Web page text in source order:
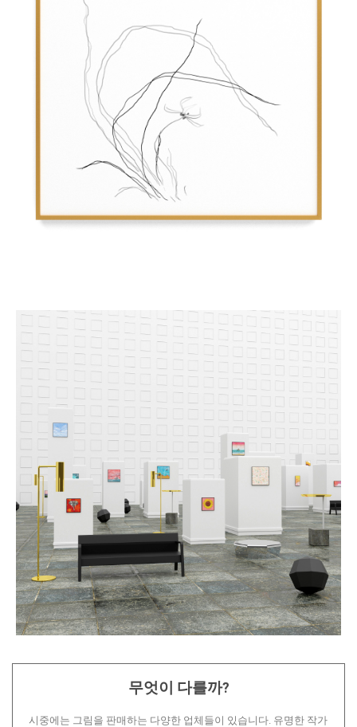
무엇이 다를까?
시중에는 그림을 판매하는 다양한 업체들이 있습니다. 유명한 작가